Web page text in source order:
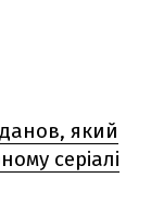
який
серіалі